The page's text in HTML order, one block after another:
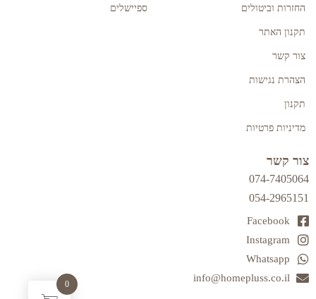
החזרות וביטולים
תקנון האתר
צור קשר
הצהרת נגישות
תקנון
מדיניות פרטיות
ספיישלים
צור קשר
074-7405064
054-2965151
Facebook
Instagram
Whatsapp
info@homepluss.co.il
0